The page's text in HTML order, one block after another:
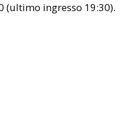
(ultimo ingresso 19:30).